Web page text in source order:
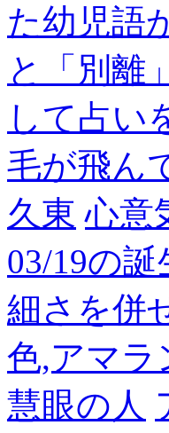
た幼児語
と「別離
して占い
毛が飛ん
久東 心意
03/19の
細さを併
色,アマラ
慧眼の人